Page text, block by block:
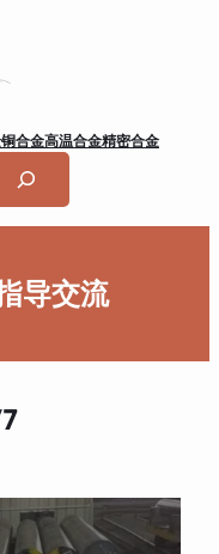
铜合金高温合金精密合金
导交流